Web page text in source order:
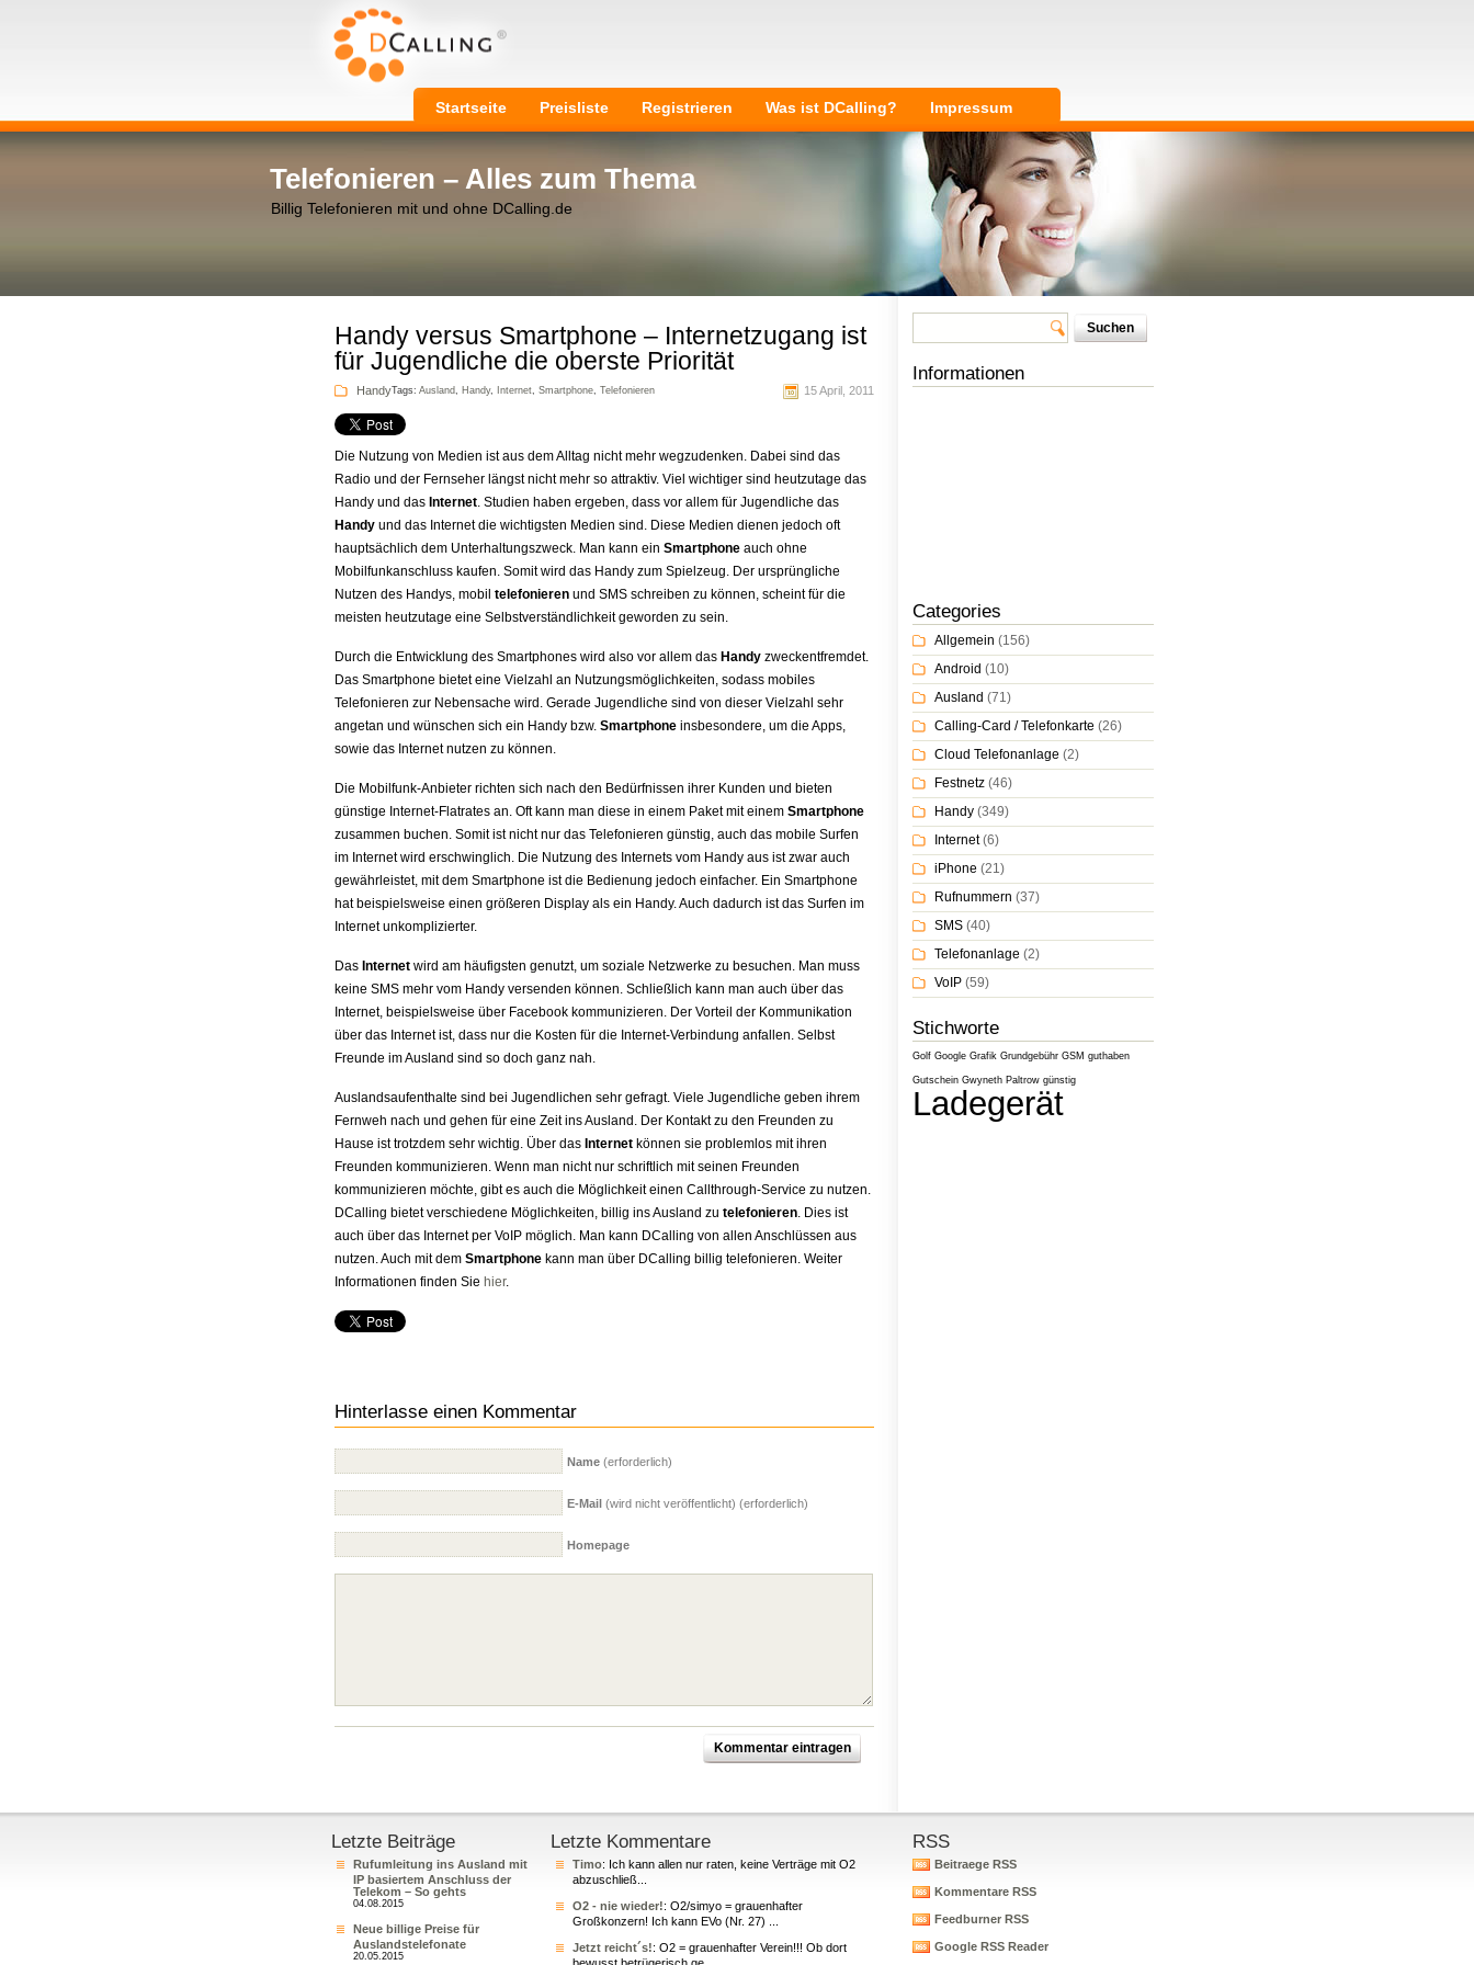
Startseite Preisliste Registrieren Was ist DCalling? Impressum
Telefonieren – Alles zum Thema
Billig Telefonieren mit und ohne DCalling.de
Handy versus Smartphone – Internetzugang ist
für Jugendliche die oberste Priorität
Tags: Ausland, Handy, Internet, Smartphone, Telefonieren
Handy 15 April, 2011
Die Nutzung von Medien ist aus dem Alltag nicht mehr wegzudenken. Dabei sind das
Radio und der Fernseher längst nicht mehr so attraktiv. Viel wichtiger sind heutzutage das
Handy und das Internet. Studien haben ergeben, dass vor allem für Jugendliche das
Handy und das Internet die wichtigsten Medien sind. Diese Medien dienen jedoch oft
hauptsächlich dem Unterhaltungszweck. Man kann ein Smartphone auch ohne
Mobilfunkanschluss kaufen. Somit wird das Handy zum Spielzeug. Der ursprüngliche
Nutzen des Handys, mobil telefonieren und SMS schreiben zu können, scheint für die
meisten heutzutage eine Selbstverständlichkeit geworden zu sein.
Durch die Entwicklung des Smartphones wird also vor allem das Handy zweckentfremdet.
Das Smartphone bietet eine Vielzahl an Nutzungsmöglichkeiten, sodass mobiles
Telefonieren zur Nebensache wird. Gerade Jugendliche sind von dieser Vielzahl sehr
angetan und wünschen sich ein Handy bzw. Smartphone insbesondere, um die Apps,
sowie das Internet nutzen zu können.
Die Mobilfunk-Anbieter richten sich nach den Bedürfnissen ihrer Kunden und bieten
günstige Internet-Flatrates an. Oft kann man diese in einem Paket mit einem Smartphone
zusammen buchen. Somit ist nicht nur das Telefonieren günstig, auch das mobile Surfen
im Internet wird erschwinglich. Die Nutzung des Internets vom Handy aus ist zwar auch
gewährleistet, mit dem Smartphone ist die Bedienung jedoch einfacher. Ein Smartphone
hat beispielsweise einen größeren Display als ein Handy. Auch dadurch ist das Surfen im
Internet unkomplizierter.
Das Internet wird am häufigsten genutzt, um soziale Netzwerke zu besuchen. Man muss
keine SMS mehr vom Handy versenden können. Schließlich kann man auch über das
Internet, beispielsweise über Facebook kommunizieren. Der Vorteil der Kommunikation
über das Internet ist, dass nur die Kosten für die Internet-Verbindung anfallen. Selbst
Freunde im Ausland sind so doch ganz nah.
Auslandsaufenthalte sind bei Jugendlichen sehr gefragt. Viele Jugendliche geben ihrem
Fernweh nach und gehen für eine Zeit ins Ausland. Der Kontakt zu den Freunden zu
Hause ist trotzdem sehr wichtig. Über das Internet können sie problemlos mit ihren
Freunden kommunizieren. Wenn man nicht nur schriftlich mit seinen Freunden
kommunizieren möchte, gibt es auch die Möglichkeit einen Callthrough-Service zu nutzen.
DCalling bietet verschiedene Möglichkeiten, billig ins Ausland zu telefonieren. Dies ist
auch über das Internet per VoIP möglich. Man kann DCalling von allen Anschlüssen aus
nutzen. Auch mit dem Smartphone kann man über DCalling billig telefonieren. Weiter
Informationen finden Sie hier.
Hinterlasse einen Kommentar
Name (erforderlich)
E-Mail (wird nicht veröffentlicht) (erforderlich)
Homepage
Informationen
Categories
Allgemein (156)
Android (10)
Ausland (71)
Calling-Card / Telefonkarte (26)
Cloud Telefonanlage (2)
Festnetz (46)
Handy (349)
Internet(6)
iPhone (21)
Rufnummern (37)
SMS (40)
Telefonanlage (2)
VoIP (59)
Stichworte
Golf Google Grafik Grundgebühr GSM guthaben
Gutschein Gwyneth Paltrow günstig
Ladegerät
Letzte Beiträge
Rufumleitung ins Ausland mit
IP basiertem Anschluss der
Telekom – So gehts
04.08.2015
Neue billige Preise für
Auslandstelefonate
20.05.2015
Letzte Kommentare
Timo: Ich kann allen nur raten, keine Verträge mit O2
abzuschließ...
O2 - nie wieder!: O2/simyo = grauenhafter
Großkonzern! Ich kann EVo (Nr. 27) ...
Jetzt reicht´s!: O2 = grauenhafter Verein!!! Ob dort
RSS
Beitraege RSS
Kommentare RSS
Feedburner RSS
Google RSS Reader